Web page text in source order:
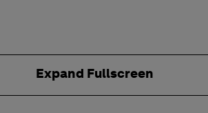
Expand Fullscreen